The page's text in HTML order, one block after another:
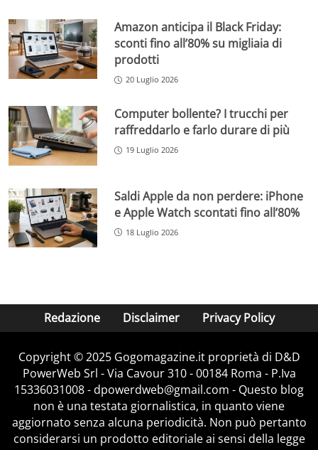
Amazon anticipa il Black Friday:
sconti fino all’80% su migliaia di
prodotti
20 Luglio 2026
Computer bollente? I trucchi per
raffreddarlo e farlo durare di più
19 Luglio 2026
Saldi Apple da non perdere: iPhone
e Apple Watch scontati fino all’80%
18 Luglio 2026
Redazione Disclaimer Privacy Policy
Copyright © 2025 Gogomagazine.it proprietà di D&D
PowerWeb Srl - Via Cavour 310 - 00184 Roma - P.Iva
15336031008 - dpowerdweb@gmail.com - Questo blog
non è una testata giornalistica, in quanto viene
aggiornato senza alcuna periodicità. Non può pertanto
considerarsi un prodotto editoriale ai sensi della legge